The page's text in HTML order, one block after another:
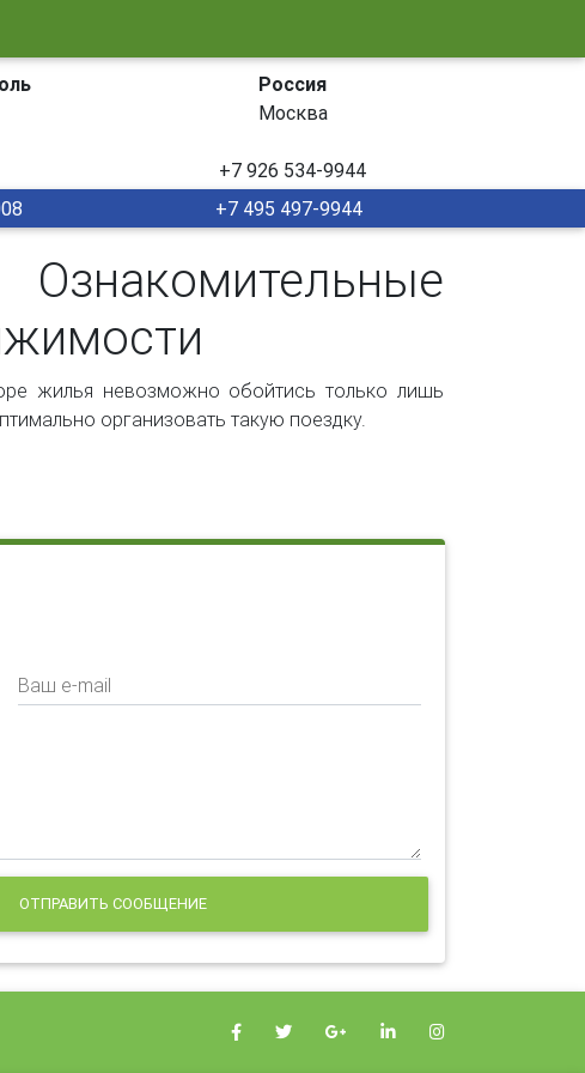
Россия
Москва
+7 926 534-9944
+7 495 497-9944
жилья невозможно обойтись только лишь
организовать такую поездку.
Ваш e-mail
ОТПРАВИТЬ СООБЩЕНИЕ